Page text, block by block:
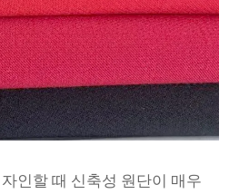
인할 때 신축성 원단이 매우